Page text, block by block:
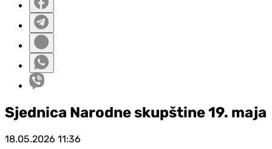
Sjednica Narodne skupštine 19. maja
18.05.2026 11:36